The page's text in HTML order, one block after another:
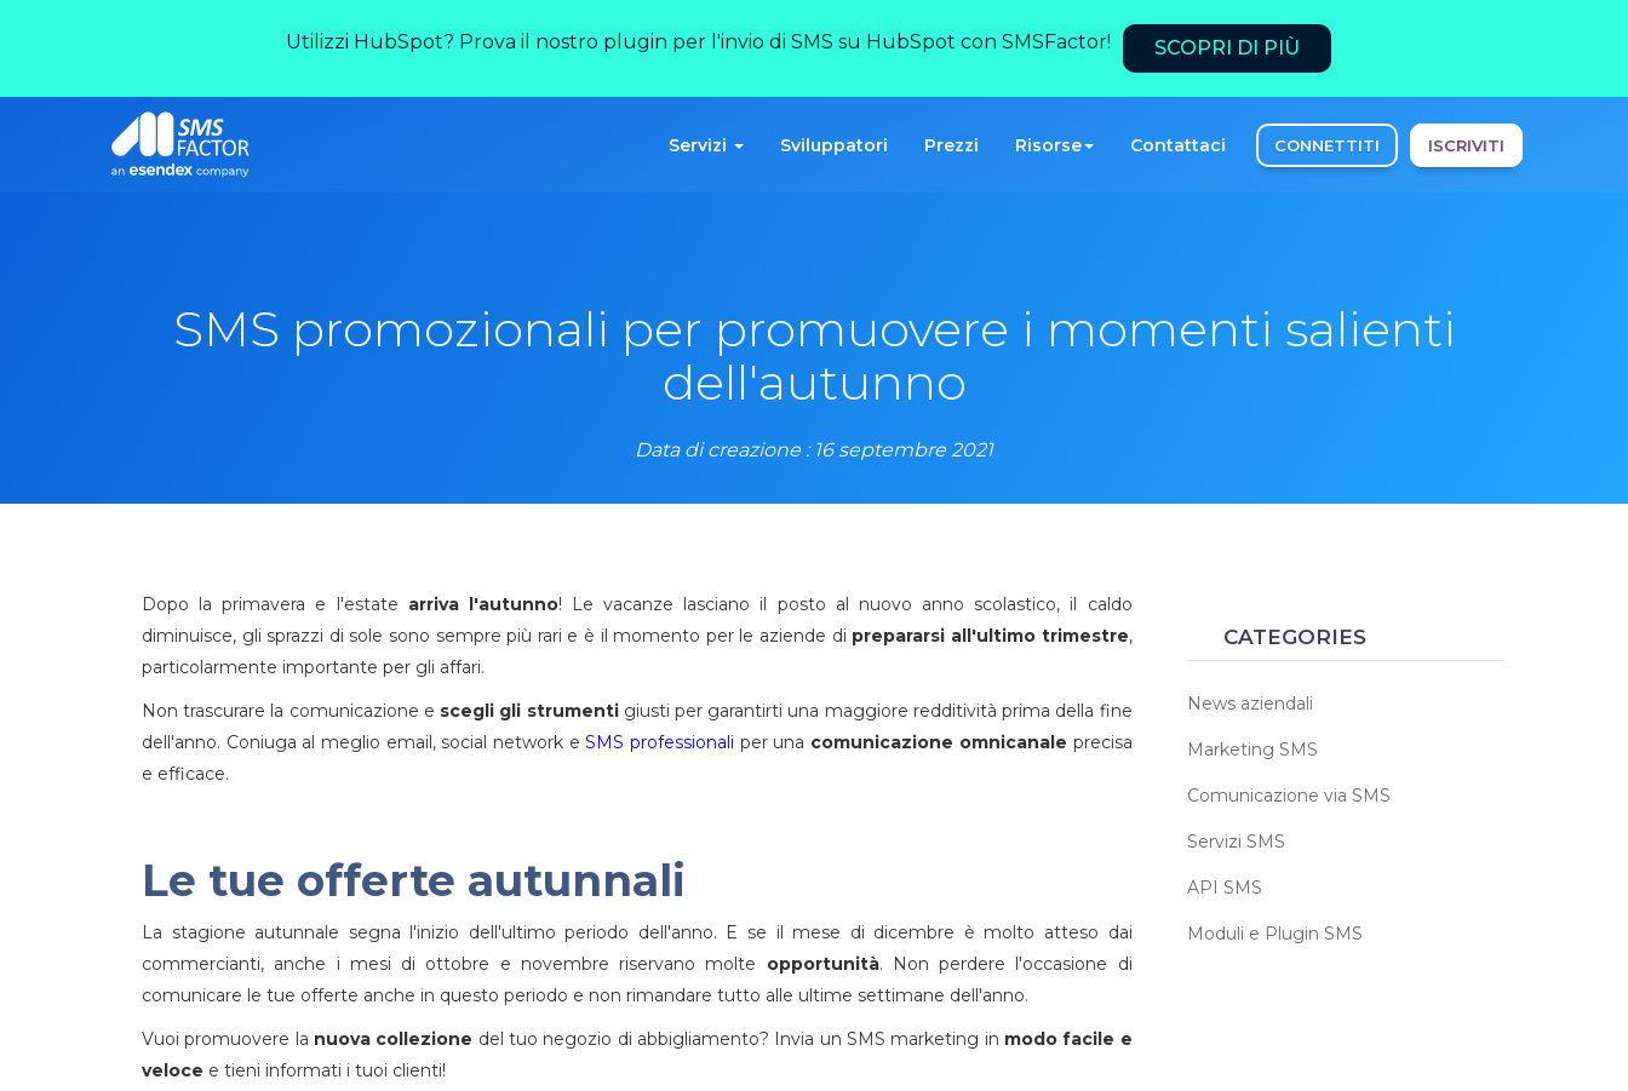
Utilizzi HubSpot? Prova il nostro plugin per l'invio di SMS su HubSpot con SMSFactor! SCOPRI DI PIÙ
Servizi Sviluppatori Prezzi Risorse Contattaci CONNETTITI ISCRIVITI
SMS promozionali per promuovere i momenti salienti
dell'autunno
Data di creazione : 16 septembre 2021
Dopo la primavera e l'estate arriva l'autunno! Le vacanze lasciano il posto al nuovo anno scolastico, il caldo
diminuisce, gli sprazzi di sole sono sempre più rari e è il momento per le aziende di prepararsi all'ultimo trimestre,
particolarmente importante per gli affari.
Non trascurare la comunicazione e scegli gli strumentigiusti per garantirti una maggiore redditività prima della fine
dell'anno. Coniuga al meglio email, social network eSMS professionali per una comunicazione omnicanale precisa
e efficace.
Le tue offerte autunnali
La stagione autunnale segna l'inizio dell'ultimo periodo dell'anno. E se il mese di dicembre è molto atteso dai
commercianti, anche i mesi di ottobre e novembre riservano molte opportunità. Non perdere l'occasione di
comunicare le tue offerte anche in questo periodo e non rimandare tutto alle ultime settimane dell'anno.
Vuoi promuovere la nuova collezione del tuo negozio di abbigliamento? Invia un SMS marketing in modo facile e
veloce e tieni informati i tuoi clienti!
CATEGORIES
News aziendali
Marketing SMS
Comunicazione via SMS
Servizi SMS
API SMS
Moduli e Plugin SMS